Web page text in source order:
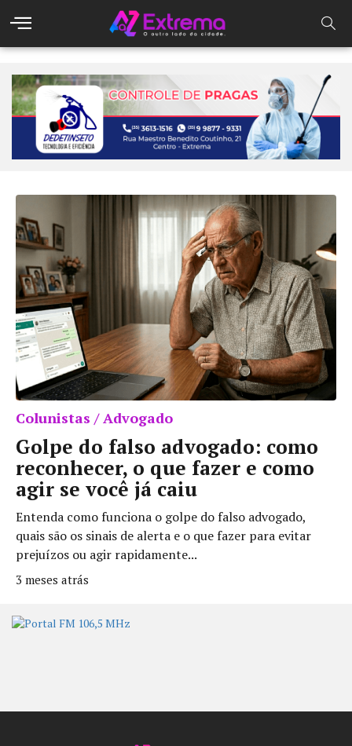
Colunistas / Advogado
Golpe do falso advogado: como
reconhecer, o que fazer e como
agir se você já caiu
Entenda como funciona o golpe do falso advogado,
quais são os sinais de alerta e o que fazer para evitar
prejuízos ou agir rapidamente...
3 meses atrás